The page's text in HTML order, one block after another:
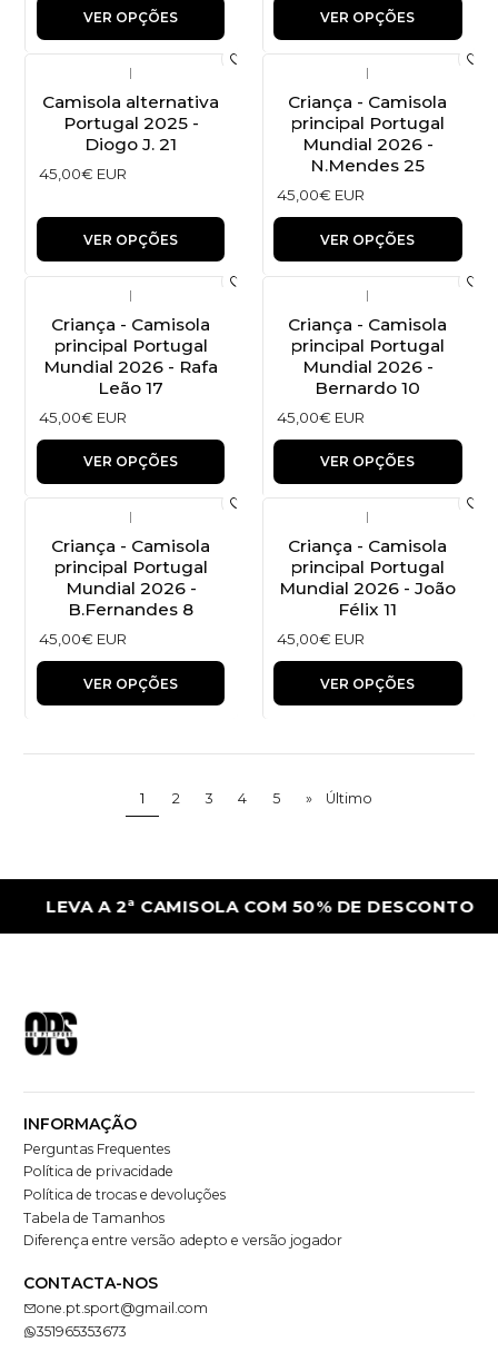
VER OPÇÕES VER OPÇÕES
Camisola alternativa
Portugal 2025 -
Diogo J. 21
45,00€ EUR
VER OPÇÕES
Criança - Camisola
principal Portugal
Mundial 2026 -
N.Mendes 25
45,00€ EUR
VER OPÇÕES
|
Criança - Camisola
principal Portugal
Mundial 2026 - Rafa
Leão 17
45,00€ EUR
VER OPÇÕES
|
Criança - Camisola
principal Portugal
Mundial 2026 -
Bernardo 10
45,00€ EUR
VER OPÇÕES
Criança - Camisola
principal Portugal
Mundial 2026 -
B.Fernandes 8
45,00€ EUR
VER OPÇÕES
Criança - Camisola
principal Portugal
Mundial 2026 - João
Félix 11
45,00€ EUR
VER OPÇÕES
1 2 3 4 5 » Último
LEVA A 2ª CAMISOLA COM 50% DE DESCONTO
INFORMAÇÃO
Perguntas Frequentes
Política de privacidade
Política de trocas e devoluções
Tabela de Tamanhos
Diferença entre versão adepto e versão jogador
CONTACTA-NOS
one.pt.sport@gmail.com
351965353673